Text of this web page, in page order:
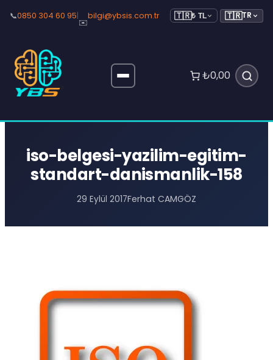
📞0850 304 60 95|
✉️
bilgi@ybsis.com.tr 🇹🇷₺ TL 🇹🇷TR
₺0,00
iso-belgesi-yazilim-egitim-
standart-danismanlik-158
29 Eylül 2017Ferhat CAMGÖZ